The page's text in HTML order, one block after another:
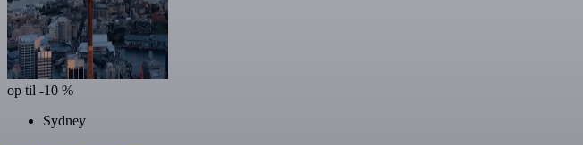
op til -10 %
Sydney